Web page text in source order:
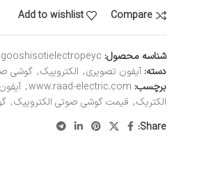
Compare
Add to wishlist
شناسه محصول: gooshisotielectropeyc
دسته: آیفون تصویری, الکتروپیک, گوشی
برچسب: www.raad-electric.com
,
الکتریک, قیمت گوشی صوتی الکتروپیک,
Share: